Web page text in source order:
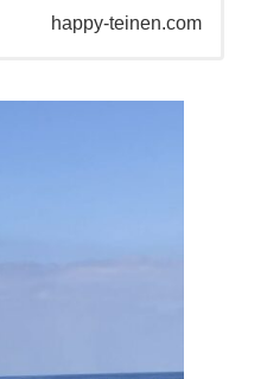
happy-teinen.com